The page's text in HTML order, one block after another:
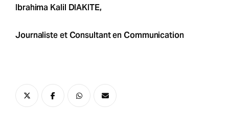
Ibrahima Kalil DIAKITE,
Journaliste et Consultant en Communication